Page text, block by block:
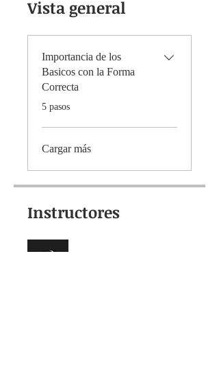
Vista general
Importancia de los
Basicos con la Forma
Correcta
.
5 pasos
Cargar más
Instructores